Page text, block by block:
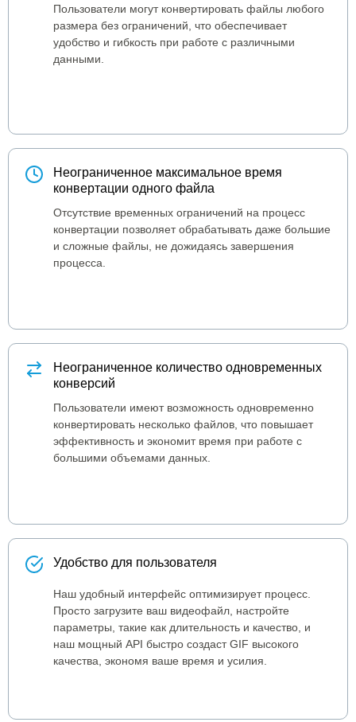
Пользователи могут конвертировать файлы любого
размера без ограничений, что обеспечивает
удобство и гибкость при работе с различными
данными.
Неограниченное максимальное время
конвертации одного файла
Отсутствие временных ограничений на процесс
конвертации позволяет обрабатывать даже большие
и сложные файлы, не дожидаясь завершения
процесса.
Неограниченное количество одновременных
конверсий
Пользователи имеют возможность одновременно
конвертировать несколько файлов, что повышает
эффективность и экономит время при работе с
большими объемами данных.
Удобство для пользователя
Наш удобный интерфейс оптимизирует процесс.
Просто загрузите ваш видеофайл, настройте
параметры, такие как длительность и качество, и
наш мощный API быстро создаст GIF высокого
качества, экономя ваше время и усилия.